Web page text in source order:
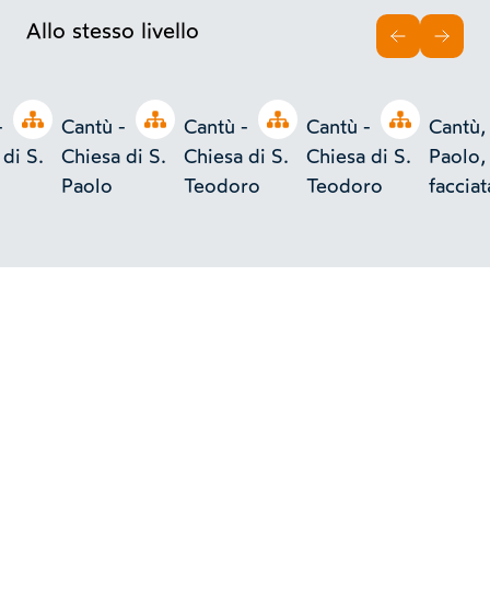
Allo stesso livello
Open tree
S.
Open tree
Cantù -
Chiesa di S.
Paolo
Open tree
Cantù -
Chiesa di S.
Teodoro
Open tree
Cantù -
Chiesa di S.
Teodoro
Cantù,
Paolo,
INDIETRO